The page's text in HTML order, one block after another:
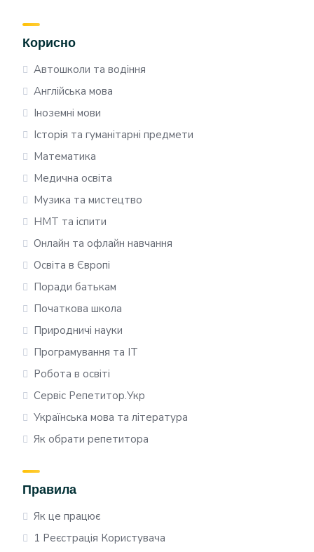
Корисно
Автошколи та водіння
Англійська мова
Іноземні мови
Історія та гуманітарні предмети
Математика
Медична освіта
Музика та мистецтво
НМТ та іспити
Онлайн та офлайн навчання
Освіта в Європі
Поради батькам
Початкова школа
Природничі науки
Програмування та IT
Робота в освіті
Сервіс Репетитор.Укр
Українська мова та література
Як обрати репетитора
Правила
Як це працює
1 Реєстрація Користувача